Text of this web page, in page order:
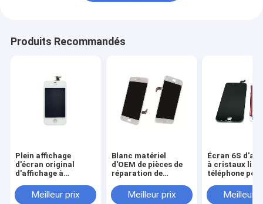
Produits Recommandés
Plein affichage
d'écran original
d'affichage à
noir d'écran
d'affichage à
Meilleur prix
Blanc matériel
d'OEM de pièces de
réparation de
d'affichage à
cristaux liquides de
Meilleur prix
Écran 6S
à cristaux
téléphone
plus le blanc
tactile de
Meilleur